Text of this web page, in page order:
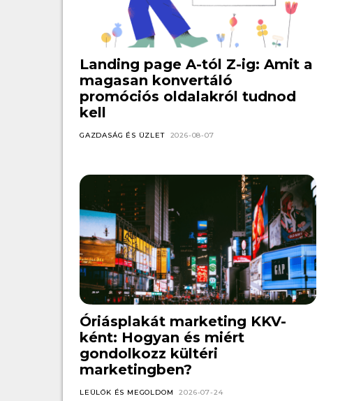
Landing page A-tól Z-ig: Amit a
magasan konvertáló
promóciós oldalakról tudnod
kell
GAZDASÁG ÉS ÜZLET 2026-08-07
Óriásplakát marketing KKV-
ként: Hogyan és miért
gondolkozz kültéri
marketingben?
LEÜLÖK ÉS MEGOLDOM 2026-07-24